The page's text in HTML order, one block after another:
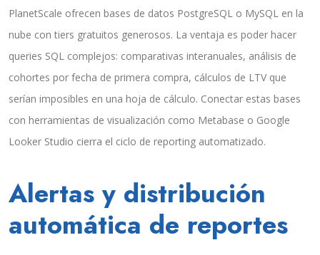
PlanetScale ofrecen bases de datos PostgreSQL o MySQL en la
nube con tiers gratuitos generosos. La ventaja es poder hacer
queries SQL complejos: comparativas interanuales, análisis de
cohortes por fecha de primera compra, cálculos de LTV que
serían imposibles en una hoja de cálculo. Conectar estas bases
con herramientas de visualización como Metabase o Google
Looker Studio cierra el ciclo de reporting automatizado.
Alertas y distribución
automática de reportes